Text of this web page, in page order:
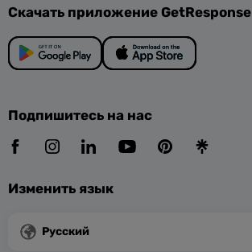
Скачать приложение GetResponse
Подпишитесь на нас
Изменить язык
Русский